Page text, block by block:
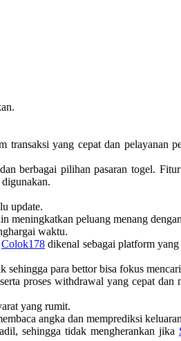
transaksi yang cepat dan pelayanan
berbagai pilihan pasaran togel.
update.
meningkatkan peluang menang
waktu.
Colok178 dikenal sebagai platform
para bettor bisa fokus
proses withdrawal yang cepat dan
yang rumit.
angka dan memprediksi
sehingga tidak mengherankan jika